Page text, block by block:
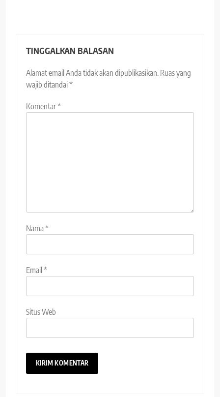
TINGGALKAN BALASAN
Alamat email Anda tidak akan dipublikasikan. Ruas yang
wajib ditandai*
Komentar*
Nama*
Email*
Situs Web